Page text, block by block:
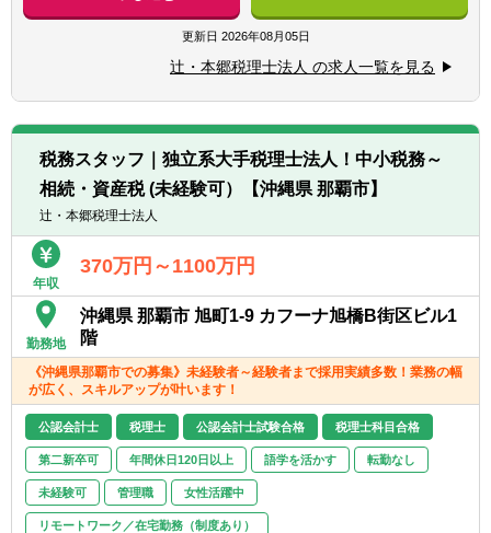
■税務・会計にとどまらず、総合的な観点か
ら経営コンサルティングに携りたい方
■経験・能力をフルに発揮できる環境で働き
【部署異動について】
■フリーエージェント制度
・年に2回上司を通さずに直接人事へ依頼を
出すことが可能です。
・希望が通る確率はおおよそ約60％程度で
・また、全国に拠点があるため、ご家庭の事
情によって比較的自由に変更することが可能
です。
更新日 2026年08月05日
辻・本郷税理士法人 の求人一覧を見る
税務スタッフ｜独立系大手税理士法人！中小税務～
相続・資産税 (未経験可）【沖縄県 那覇市】
辻・本郷税理士法人
年収
370万円～1100万円
勤務地
沖縄県 那覇市 旭町1-9 カフーナ旭橋B街区ビル1
階
《沖縄県那覇市での募集》未経験者～経験者まで採用実績多数！業務の幅
が広く、スキルアップが叶います！
公認会計士 税理士 公認会計士試験合格 税理士科目合格
第二新卒可 年間休日120日以上 語学を活かす 転勤なし
未経験可 管理職 女性活躍中
リモートワーク／在宅勤務（制度あり）